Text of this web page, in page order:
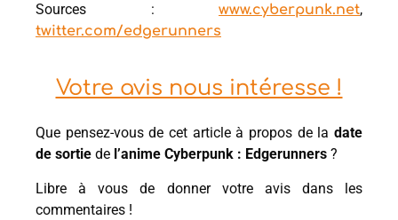
Sources : www.cyberpunk.net,
twitter.com/edgerunners
Votre avis nous intéresse !
Que pensez-vous de cet article à propos de la date
de sortie de l’anime Cyberpunk : Edgerunners ?
Libre à vous de donner votre avis dans les
commentaires !